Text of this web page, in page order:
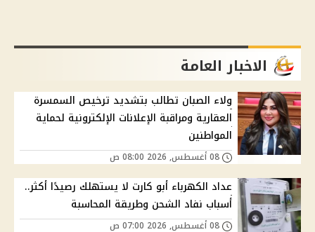
الاخبار العامة
ولاء الصبان تطالب بتشديد ترخيص السمسرة
العقارية ومراقبة الإعلانات الإلكترونية لحماية
المواطنين
عداد الكهرباء أبو كارت لا يستهلك رصيدًا أكثر..
أسباب نفاد الشحن وطريقة المحاسبة